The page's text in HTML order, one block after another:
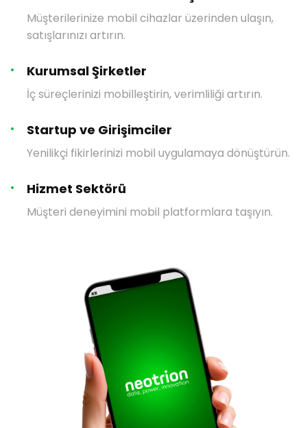
Müşterilerinize mobil cihazlar üzerinden ulaşın,
satışlarınızı artırın.
Kurumsal Şirketler
İç süreçlerinizi mobilleştirin, verimliliği artırın.
Startup ve Girişimciler
Yenilikçi fikirlerinizi mobil uygulamaya dönüştürün.
Hizmet Sektörü
Müşteri deneyimini mobil platformlara taşıyın.